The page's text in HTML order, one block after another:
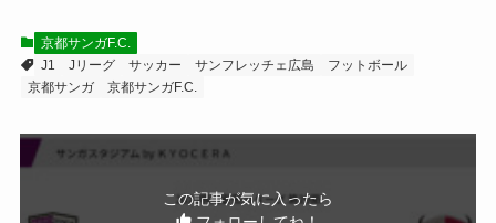
京都サンガF.C.
J1
Jリーグ サッカー サンフレッチェ広島
フットボール
京都サンガ
京都サンガF.C.
この記事が気に入ったら